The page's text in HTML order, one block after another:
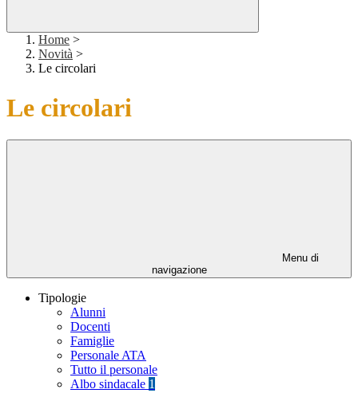
Home >
Novità >
Le circolari
Le circolari
Menu di
navigazione
Tipologie
Alunni
Docenti
Famiglie
Personale ATA
Tutto il personale
Albo sindacale 1